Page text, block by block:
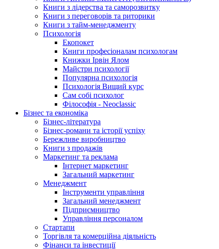
Книги з лідерства та саморозвитку
Книги з переговорів та риторики
Книги з тайм-менеджменту
Психологія
Екопокет
Книги професіоналам психологам
Книжки Ірвін Ялом
Майстри психології
Популярна психологія
Психологія Вищий курс
Сам собі психолог
Філософія - Neoclassic
Бізнес та економіка
Бізнес-література
Бізнес-романи та історії успіху
Бережливе виробництво
Книги з продажів
Маркетинг та реклама
Інтернет маркетинг
Загальний маркетинг
Менеджмент
Інструменти управління
Загальний менеджмент
Підприємництво
Управління персоналом
Стартапи
Торгівля та комерційна діяльність
Фінанси та інвестиції